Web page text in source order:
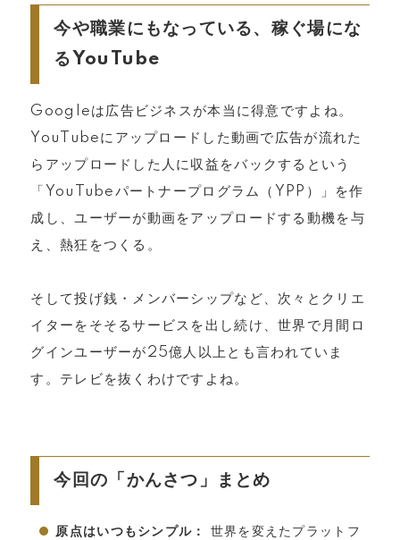
今や職業にもなっている、稼ぐ場にな
るYouTube
Googleは広告ビジネスが本当に得意ですよね。
YouTubeにアップロードした動画で広告が流れた
らアップロードした人に収益をバックするという
「YouTubeパートナープログラム（YPP）」を作
成し、ユーザーが動画をアップロードする動機を与
え、熱狂をつくる。
そして投げ銭・メンバーシップなど、次々とクリエ
イターをそそるサービスを出し続け、世界で月間ロ
グインユーザーが25億人以上とも言われていま
す。テレビを抜くわけですよね。
今回の「かんさつ」まとめ
原点はいつもシンプル：
世界を変えたプラットフ